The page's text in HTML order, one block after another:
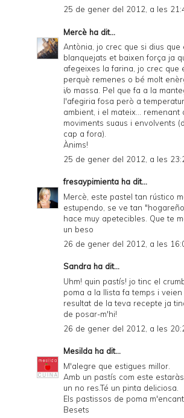
25 de gener del 2012, a les
Mercè ha dit...
Antònia, jo crec que si dius que
blanquejats et baixen força ja
afegeixes la farina, jo crec que
perquè remenes o bé molt
i/o massa. Pel que fa a la
l'afegiria fosa però a
ambient, i el mateix... remenant
moviments suaus i envolvents
cap a fora).
Ànims!
25 de gener del 2012, a les
fresaypimienta ha dit...
Mercè, este pastel tan rústico
estupendo, se ve tan
hace muy apetecibles. Que te
un beso
26 de gener del 2012, a les
Sandra ha dit...
Uhm! quin pastís! jo tinc el
poma a la llista fa temps i veien
resultat de la teva recepte ja
de posar-m'hi!
26 de gener del 2012, a les
Mesilda ha dit...
M'alegre que estigues millor.
Amb un pastís com este
un no res.Té un pinta deliciosa.
Els pastissos de poma
Besets